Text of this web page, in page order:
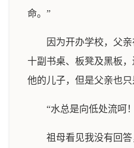
命。”
因为开办学校，父
十副书桌、板凳及黑板
他的儿子，但是父亲也只
“水总是向低处流呵
祖母看见我没有回